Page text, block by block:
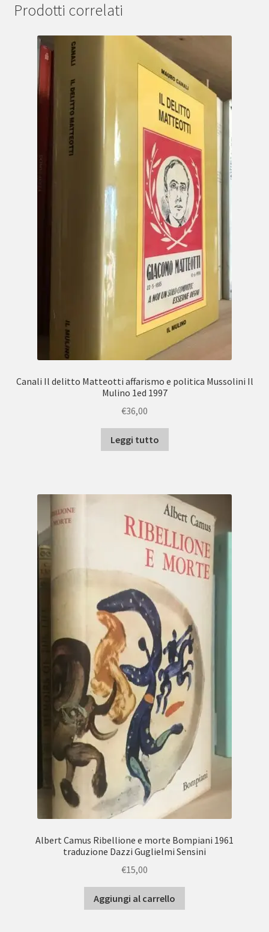
Prodotti correlati
Canali Il delitto Matteotti affarismo e politica Mussolini Il
Mulino 1ed 1997
€36,00
Leggi tutto
Albert Camus Ribellione e morte Bompiani 1961
traduzione Dazzi Guglielmi Sensini
€15,00
Aggiungi al carrello